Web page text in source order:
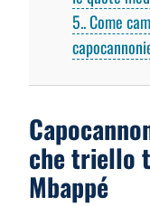
5. Come
che triello
Mbappé